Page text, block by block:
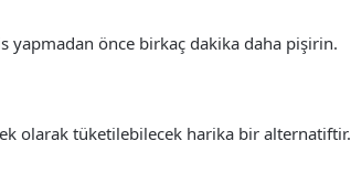
yapmadan önce birkaç dakika daha pişirin.
olarak tüketilebilecek harika bir alternatiftir.